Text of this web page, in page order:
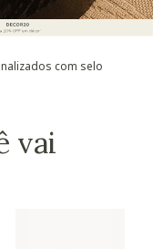
com selo
vai